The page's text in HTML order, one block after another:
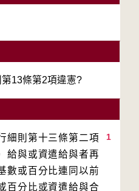
13條第2項違憲?
1
則第十三條第二項
給與或資遣給與者再
數或百分比連同以前
百分比或資遣給與合